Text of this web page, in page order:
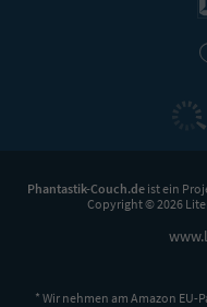
Phantastik-Couch.deist ein
Copyright © 2026
* Wir nehmen am Amazon